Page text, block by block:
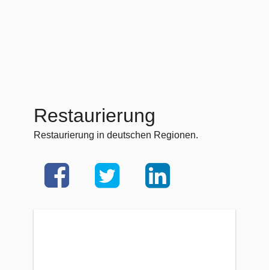
Restaurierung
Restaurierung in deutschen Regionen.